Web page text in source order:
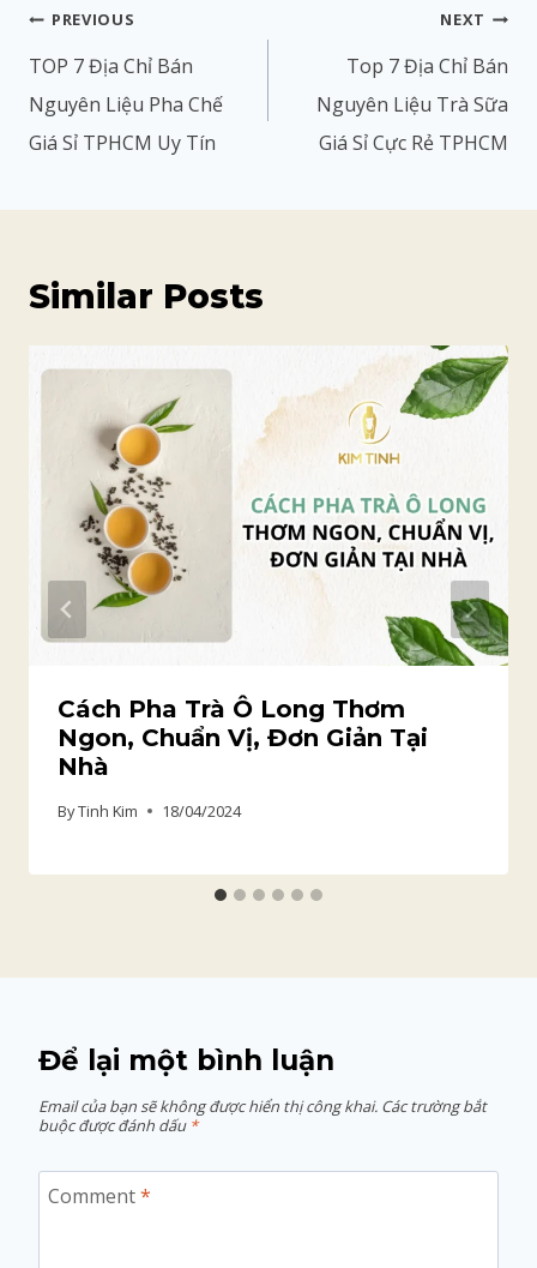
PREVIOUS
TOP 7 Địa Chỉ Bán
Nguyên Liệu Pha Chế
Giá Sỉ TPHCM Uy Tín
NEXT
Top 7 Địa Chỉ Bán
Nguyên Liệu Trà Sữa
Giá Sỉ Cực Rẻ TPHCM
Similar Posts
Cách Pha Trà Ô Long Thơm
Ngon, Chuẩn Vị, Đơn Giản Tại
Nhà
ByTinh Kim 18/04/2024
Để lại một bình luận
Email của bạn sẽ không được hiển thị công khai. Các trường bắt
buộc được đánh dấu *
Comment*